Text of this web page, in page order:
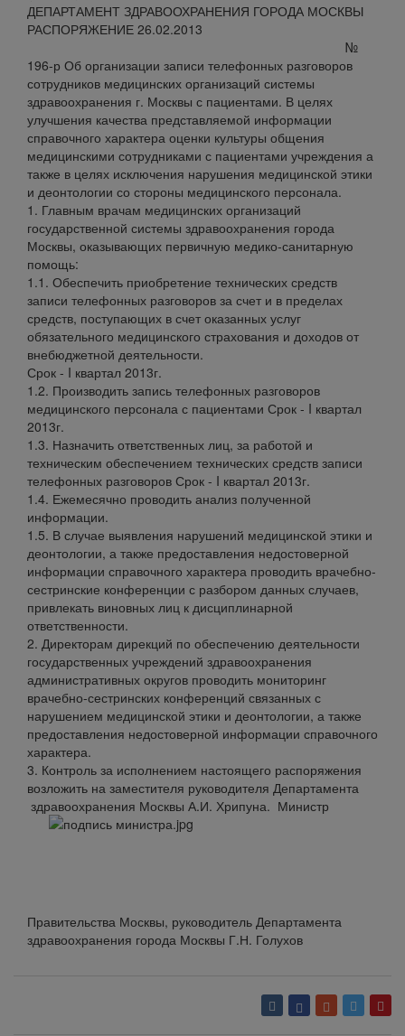
ДЕПАРТАМЕНТ ЗДРАВООХРАНЕНИЯ ГОРОДА МОСКВЫ
РАСПОРЯЖЕНИЕ 26.02.2013
№
196-р Об организации записи телефонных разговоров
сотрудников медицинских организаций системы
здравоохранения г. Москвы с пациентами. В целях
улучшения качества представляемой информации
справочного характера оценки культуры общения
медицинскими сотрудниками с пациентами учреждения а
также в целях исключения нарушения медицинской этики
и деонтологии со стороны медицинского персонала.
1. Главным врачам медицинских организаций
государственной системы здравоохранения города
Москвы, оказывающих первичную медико-санитарную
помощь:
1.1. Обеспечить приобретение технических средств
записи телефонных разговоров за счет и в пределах
средств, поступающих в счет оказанных услуг
обязательного медицинского страхования и доходов от
внебюджетной деятельности.
Срок - I квартал 2013г.
1.2. Производить запись телефонных разговоров
медицинского персонала с пациентами Срок - I квартал
2013г.
1.3. Назначить ответственных лиц, за работой и
техническим обеспечением технических средств записи
телефонных разговоров Срок - I квартал 2013г.
1.4. Ежемесячно проводить анализ полученной
информации.
1.5. В случае выявления нарушений медицинской этики и
деонтологии, а также предоставления недостоверной
информации справочного характера проводить врачебно-
сестринские конференции с разбором данных случаев,
привлекать виновных лиц к дисциплинарной
ответственности.
2. Директорам дирекций по обеспечению деятельности
государственных учреждений здравоохранения
административных округов проводить мониторинг
врачебно-сестринских конференций связанных с
нарушением медицинской этики и деонтологии, а также
предоставления недостоверной информации справочного
характера.
3. Контроль за исполнением настоящего распоряжения
возложить на заместителя руководителя Департамента
здравоохранения Москвы А.И. Хрипуна. Министр
Правительства Москвы, руководитель Департамента
здравоохранения города Москвы Г.Н. Голухов